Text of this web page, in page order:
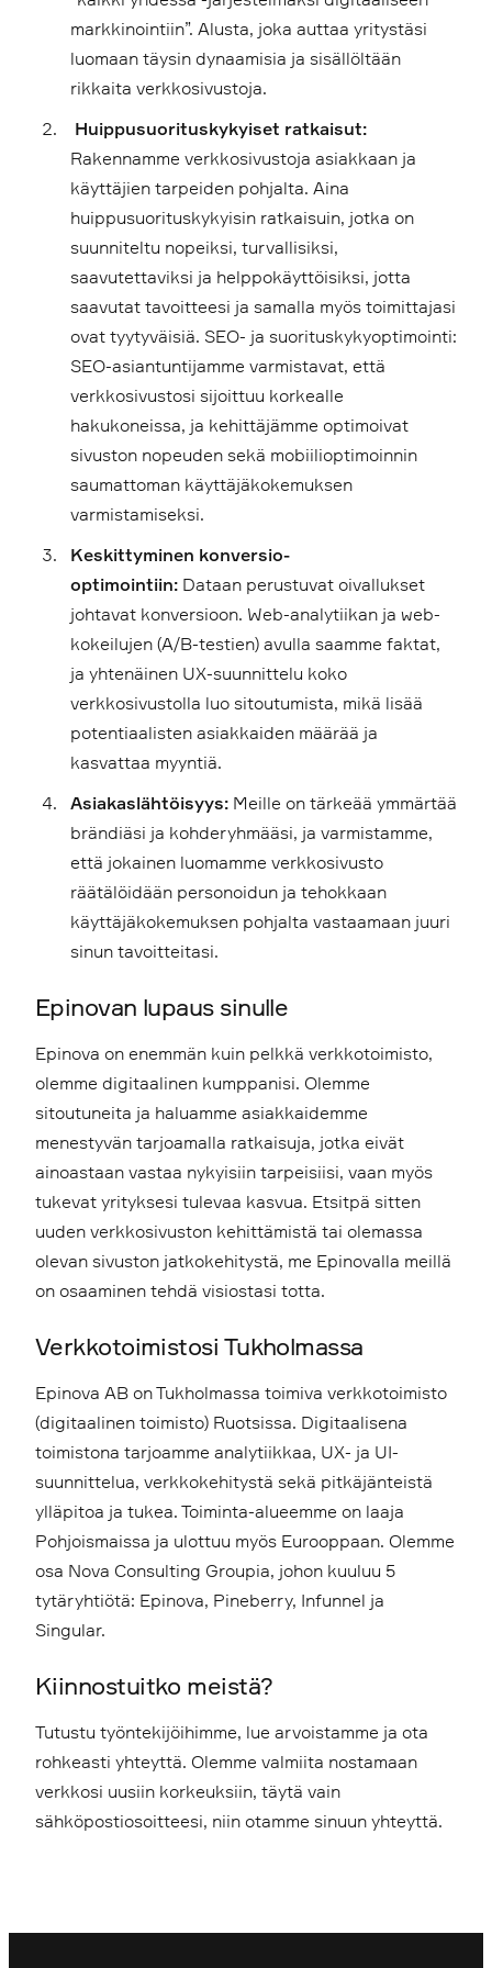
markkinointiin”. Alusta, joka auttaa yritystäsi
luomaan täysin dynaamisia ja sisällöltään
rikkaita verkkosivustoja.
Huippusuorituskykyiset ratkaisut:
Rakennamme verkkosivustoja asiakkaan ja
käyttäjien tarpeiden pohjalta. Aina
huippusuorituskykyisin ratkaisuin, jotka on
suunniteltu nopeiksi, turvallisiksi,
saavutettaviksi ja helppokäyttöisiksi, jotta
saavutat tavoitteesi ja samalla myös toimittajasi
ovat tyytyväisiä. SEO- ja suorituskykyoptimointi:
SEO-asiantuntijamme varmistavat, että
verkkosivustosi sijoittuu korkealle
hakukoneissa, ja kehittäjämme optimoivat
sivuston nopeuden sekä mobiilioptimoinnin
saumattoman käyttäjäkokemuksen
varmistamiseksi.
Keskittyminen konversio-
optimointiin: Dataan perustuvat oivallukset
johtavat konversioon. Web-analytiikan ja web-
kokeilujen (A/B-testien) avulla saamme faktat,
ja yhtenäinen UX-suunnittelu koko
verkkosivustolla luo sitoutumista, mikä lisää
potentiaalisten asiakkaiden määrää ja
kasvattaa myyntiä.
Asiakaslähtöisyys: Meille on tärkeää ymmärtää
brändiäsi ja kohderyhmääsi, ja varmistamme,
että jokainen luomamme verkkosivusto
räätälöidään personoidun ja tehokkaan
käyttäjäkokemuksen pohjalta vastaamaan juuri
sinun tavoitteitasi.
Epinovan lupaus sinulle
Epinova on enemmän kuin pelkkä verkkotoimisto,
olemme digitaalinen kumppanisi. Olemme
sitoutuneita ja haluamme asiakkaidemme
menestyvän tarjoamalla ratkaisuja, jotka eivät
ainoastaan vastaa nykyisiin tarpeisiisi, vaan myös
tukevat yrityksesi tulevaa kasvua. Etsitpä sitten
uuden verkkosivuston kehittämistä tai olemassa
olevan sivuston jatkokehitystä, me Epinovalla meillä
on osaaminen tehdä visiostasi totta.
Verkkotoimistosi Tukholmassa
Epinova AB on Tukholmassa toimiva verkkotoimisto
(digitaalinen toimisto) Ruotsissa. Digitaalisena
toimistona tarjoamme analytiikkaa, UX- ja UI-
suunnittelua, verkkokehitystä sekä pitkäjänteistä
ylläpitoa ja tukea. Toiminta-alueemme on laaja
Pohjoismaissa ja ulottuu myös Eurooppaan. Olemme
osa Nova Consulting Groupia, johon kuuluu 5
tytäryhtiötä: Epinova, Pineberry, Infunnel ja
Singular.
Kiinnostuitko meistä?
Tutustu työntekijöihimme, lue arvoistamme ja ota
rohkeasti yhteyttä. Olemme valmiita nostamaan
verkkosi uusiin korkeuksiin, täytä vain
sähköpostiosoitteesi, niin otamme sinuun yhteyttä.